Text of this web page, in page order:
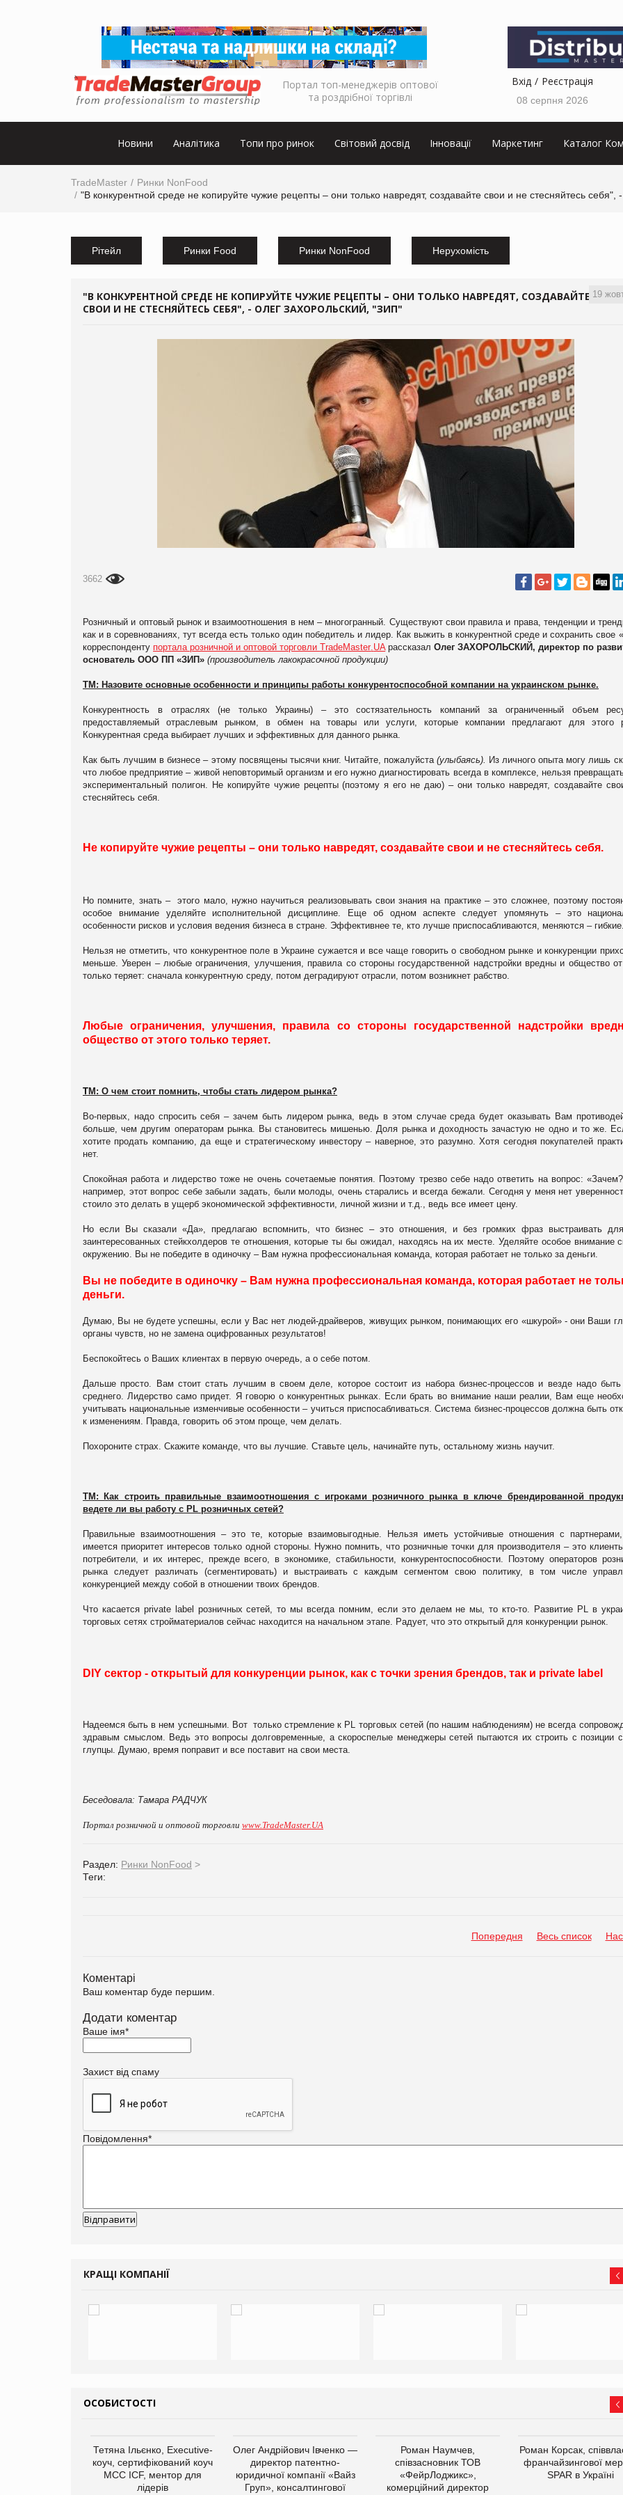
Портал топ-менеджерів оптової
та роздрібної торгівлі
Вхід Реєстрація
08 серпня 2026
Новини Аналітика Топи про ринок Світовий досвід Інновації Маркетинг Каталог
TradeMaster
Ринки NonFood
"В конкурентной среде не копируйте чужие рецепты – они только навредят, создавайте свои и не стесняйтесь
Рітейл Ринки Food Ринки NonFood Нерухомість
19
"В КОНКУРЕНТНОЙ СРЕДЕ НЕ КОПИРУЙТЕ ЧУЖИЕ РЕЦЕПТЫ – ОНИ ТОЛЬКО НАВРЕДЯТ, СОЗДАВАЙТЕ
СВОИ И НЕ СТЕСНЯЙТЕСЬ СЕБЯ", - ОЛЕГ ЗАХОРОЛЬСКИЙ, "ЗИП"
3662
Розничный и оптовый рынок и взаимоотношения в нем – многогранный. Существуют свои правила и права, тенденции и
как и в соревнованиях, тут всегда есть только один победитель и лидер. Как выжить в конкурентной среде и сохранить свое
корреспонденту портала розничной и оптовой торговлиTradeMaster UA рассказалОлег ЗАХОРОЛЬСКИЙ, директор по
основатель ООО ПП «ЗИП» (производитель лакокрасочной продукции)
ТМ: Назовите основные особенности и принципы работы конкурентоспособной компании на украинском рынке.
Конкурентность в отраслях (не только Украины) – это состязательность компаний за ограниченный объем
предоставляемый отраслевым рынком, в обмен на товары или услуги, которые компании предлагают для этого
Конкурентная среда выбирает лучших и эффективных для данного рынка.
Как быть лучшим в бизнесе – этому посвящены тысячи книг. Читайте, пожалуйста (улыбаясь).
Из личного опыта могу лишь
что любое предприятие – живой неповторимый организм и его нужно диагностировать всегда в комплексе, нельзя
экспериментальный полигон. Не копируйте чужие рецепты (поэтому я его не даю) – они только навредят, создавайте
стесняйтесь себя.
Не копируйте чужие рецепты – они только навредят, создавайте свои и не стесняйтесь себя.
Но помните, знать – этого мало, нужно научиться реализовывать свои знания на практике – это сложнее, поэтому
особое внимание уделяйте исполнительной дисциплине. Еще об одном аспекте следует упомянуть – это
особенности рисков и условия ведения бизнеса в стране. Эффективнее те, кто лучше приспосабливаются, меняются – гибкие.
Нельзя не отметить, что конкурентное поле в Украине сужается и все чаще говорить о свободном рынке и конкуренции
меньше. Уверен – любые ограничения, улучшения, правила со стороны государственной надстройки вредны и общество от
только теряет: сначала конкурентную среду, потом деградируют отрасли, потом возникнет рабство.
Любые ограничения, улучшения, правила со стороны государственной надстройки
общество от этого только теряет.
ТМ: О чем стоит помнить, чтобы стать лидером рынка?
Во-первых, надо спросить себя – зачем быть лидером рынка, ведь в этом случае среда будет оказывать Вам
больше, чем другим операторам рынка. Вы становитесь мишенью. Доля рынка и доходность зачастую не одно и то же.
хотите продать компанию, да еще и стратегическому инвестору – наверное, это разумно. Хотя сегодня покупателей
нет.
Спокойная работа и лидерство тоже не очень сочетаемые понятия. Поэтому трезво себе надо ответить на вопрос:
например, этот вопрос себе забыли задать, были молоды, очень старались и всегда бежали. Сегодня у меня нет
стоило это делать в ущерб экономической эффективности, личной жизни и т.д., ведь все имеет цену.
Но если Вы сказали «Да», предлагаю вспомнить, что бизнес – это отношения, и без громких фраз выстраивать
заинтересованных стейкхолдеров те отношения, которые ты бы ожидал, находясь на их месте. Уделяйте особое внимание
окружению. Вы не победите в одиночку – Вам нужна профессиональная команда, которая работает не только за деньги.
Вы не победите в одиночку – Вам нужна профессиональная команда, которая работает не
деньги.
Думаю, Вы не будете успешны, если у Вас нет людей-драйверов, живущих рынком, понимающих его «шкурой» - они Ваши
органы чувств, но не замена оцифрованных результатов!
Беспокойтесь о Ваших клиентах в первую очередь, а о себе потом.
Дальше просто. Вам стоит стать лучшим в своем деле, которое состоит из набора бизнес-процессов и везде надо
среднего. Лидерство само придет. Я говорю о конкурентных рынках. Если брать во внимание наши реалии, Вам еще
учитывать национальные изменчивые особенности – учиться приспосабливаться. Система бизнес-процессов должна быть
к изменениям. Правда, говорить об этом проще, чем делать.
Похороните страх. Скажите команде, что вы лучшие. Ставьте цель, начинайте путь, остальному жизнь научит.
ТМ: Как строить правильные взаимоотношения с игроками розничного рынка в ключе брендированной
ведете ли вы работу с PL розничных сетей?
Правильные взаимоотношения – это те, которые взаимовыгодные. Нельзя иметь устойчивые отношения с
имеется приоритет интересов только одной стороны. Нужно помнить, что розничные точки для производителя – это
потребители, и их интерес, прежде всего, в экономике, стабильности, конкурентоспособности. Поэтому операторов
рынка следует различать (сегментировать) и выстраивать с каждым сегментом свою политику, в том числе
конкуренцией между собой в отношении твоих брендов.
Что касается private label розничных сетей, то мы всегда помним, если это делаем не мы, то кто-то. Развитие PL в
торговых сетях стройматериалов сейчас находится на начальном этапе. Радует, что это открытый для конкуренции рынок.
DIY сектор - открытый для конкуренции рынок, как с точки зрения брендов, так и private label
Надеемся быть в нем успешными. Вот только стремление к PL торговых сетей (по нашим наблюдениям) не всегда
здравым смыслом. Ведь это вопросы долговременные, а скороспелые менеджеры сетей пытаются их строить с позиции
глупцы. Думаю, время поправит и все поставит на свои места.
Беседовала: Тамара РАДЧУК
Портал розничной и оптовой торговли www.TradeMaster.UA
Раздел: Ринки NonFood >
Теги:
Попередня Весь список
Коментарі
Ваш коментар буде першим.
Додати коментар
Ваше імя*
Захист від спаму
Повідомлення*
КРАЩІ КОМПАНІЇ
ОСОБИСТОСТІ
Тетяна Ільєнко, Executive-
коуч, сертифікований коуч
МСС ICF, ментор для
лідерів
Олег Андрійович Івченко —
директор патентно-
юридичної компанії «Вайз
Груп», консалтингової
Роман Наумчев,
співзасновник ТОВ
«ФейрЛоджикс»,
комерційний директор
Роман Корсак,
франчайзингової
SPAR в Україні